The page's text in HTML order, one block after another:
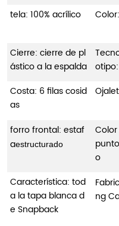
tela: 100% acrílico
Cierre: cierre de pl
ástico a la espalda
Costa: 6 filas cosid
as
forro frontal: estaf
aestructurado
o
Característica: tod
a la tapa blanca d
e Snapback
ng